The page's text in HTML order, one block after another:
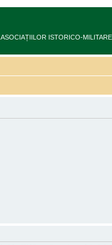
ISTORICO-MILITARE